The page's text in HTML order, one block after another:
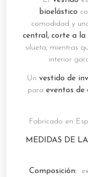
bioelástico
comodidad y
central, corte a la
silueta, mientras
interior
Un vestido de
para eventos de
Fabricado en
MEDIDAS DE
Composición: